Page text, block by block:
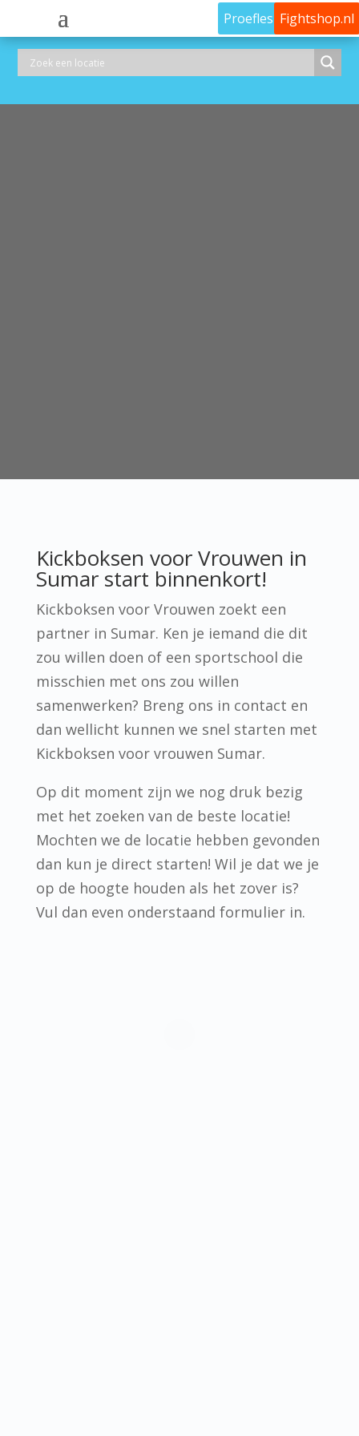
Proefles Fightshop.nl
Kickboksen voor Vrouwen in
Sumar start binnenkort!
Kickboksen voor Vrouwen zoekt een
partner in Sumar. Ken je iemand die dit
zou willen doen of een sportschool die
misschien met ons zou willen
samenwerken? Breng ons in contact en
dan wellicht kunnen we snel starten met
Kickboksen voor vrouwen Sumar.
Op dit moment zijn we nog druk bezig
met het zoeken van de beste locatie!
Mochten we de locatie hebben gevonden
dan kun je direct starten! Wil je dat we je
op de hoogte houden als het zover is?
Vul dan even onderstaand formulier in.